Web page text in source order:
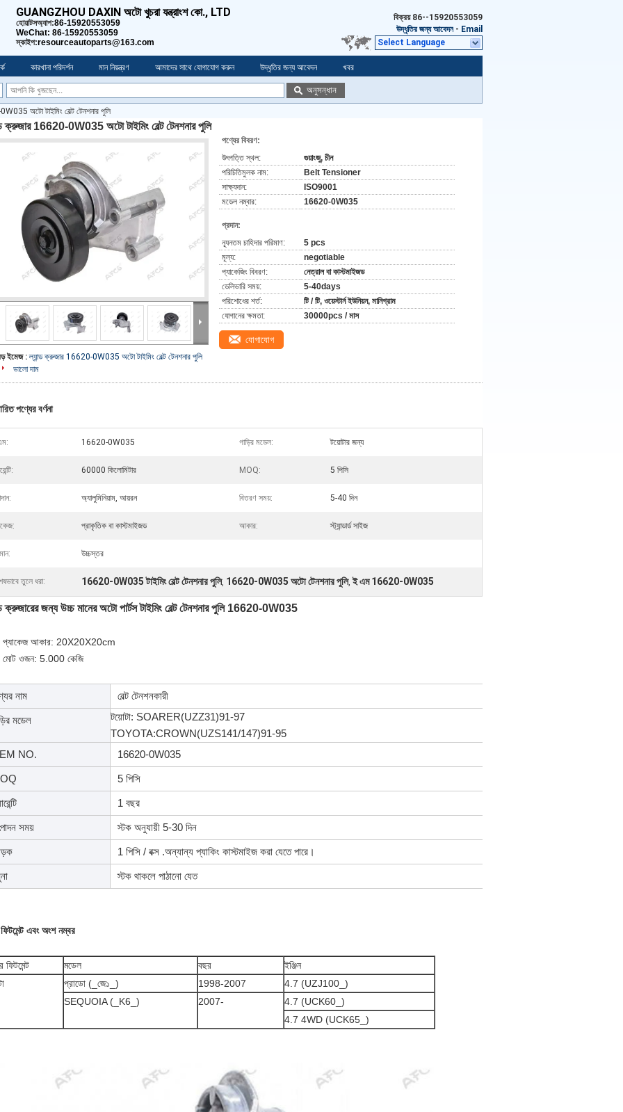
GUANGZHOU DAXIN অটো খুচরা যন্ত্রাংশ কো., LTD
হোয়াটসঅ্যাপ:86-15920553059
WeChat: 86-15920553059
স্কাইপ:resourceautoparts@163.com
বিক্রয় 86--15920553059
উদ্ধৃতির জন্য আবেদন - Email
Select Language
কারখানা পরিদর্শন মান নিয়ন্ত্রণ আমাদের সাথে যোগাযোগ করুন উদ্ধৃতির জন্য আবেদন খবর
অনুসন্ধান
অটো টাইমিং বেল্ট টেনশনার পুলি
ক্রুজার 16620-0W035 অটো টাইমিং বেল্ট টেনশনার পুলি
ইমেজ :ল্যান্ড ক্রুজার 16620-0W035 অটো টাইমিং বেল্ট টেনশনার পুলি
ভালো দাম
পণ্যের বিবরণ:
উৎপত্তি স্থল:
গুয়াংজু, চীন
পরিচিতিমুলক নাম:
Belt Tensioner
সাক্ষ্যদান:
ISO9001
মডেল নম্বার:
16620-0W035
প্রদান:
ন্যূনতম চাহিদার পরিমাণ:
5 pcs
মূল্য:
negotiable
প্যাকেজিং বিবরণ:
নেত্রাল বা কাস্টমাইজড
ডেলিভারি সময়:
5-40days
পরিশোধের শর্ত:
টি / টি, ওয়েস্টার্ন ইউনিয়ন, মানিগ্রাম
যোগানের ক্ষমতা:
30000pcs / মাস
যোগাযোগ
পণ্যের বর্ণনা
16620-0W035 গাড়ির মডেল: টয়োটার জন্য
60000 কিলোমিটার MOQ: 5 পিসি
অ্যালুমিনিয়াম, আয়রন বিতরণ সময়: 5-40 দিন
প্রাকৃতিক বা কাস্টমাইজড আকার: স্ট্যান্ডার্ড সাইজ
উচ্চস্তর
তুলে ধরা: 16620-0W035 টাইমিং বেল্ট টেনশনার পুলি, 16620-0W035 অটো টেনশনার পুলি, ই এম 16620-0W035
ক্রুজারের জন্য উচ্চ মানের অটো পার্টস টাইমিং বেল্ট টেনশনার পুলি 16620-0W035
আকার: 20X20X20cm
ওজন: 5.000 কেজি
নাম বেল্ট টেনশনকারী
মডেল
টয়োটা: SOARER(UZZ31)91-97
TOYOTA:CROWN(UZS141/147)91-95
NO.
16620-0W035
5 পিসি
1 বছর
সময় স্টক অনুযায়ী 5-30 দিন
1 পিসি / বক্স .অন্যান্য প্যাকিং কাস্টমাইজ করা যেতে পারে।
স্টক থাকলে পাঠানো যেত
ফিটমেন্ট এবং অংশ নম্বর
ফিটমেন্ট মডেল বছর
ইঞ্জিন
প্রাডো (_জে১_) 1998-2007
4.7 (UZJ100_)
SEQUOIA (_K6_)
2007-
4.7 (UCK60_)
4.7 4WD (UCK65_)